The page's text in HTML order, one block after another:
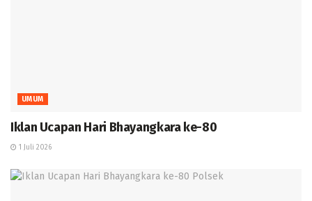
UMUM
Iklan Ucapan Hari Bhayangkara ke-80
1 Juli 2026